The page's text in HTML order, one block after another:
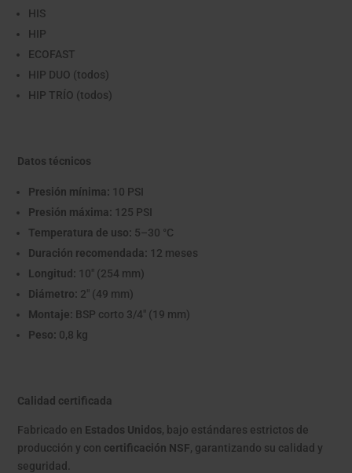
HIS
HIP
ECOFAST
HIP DUO (todos)
HIP TRÍO (todos)
Datos técnicos
Presión mínima: 10 PSI
Presión máxima: 125 PSI
Temperatura de uso: 5–30 °C
Duración recomendada: 12 meses
Longitud: 10" (254 mm)
Diámetro: 2" (49 mm)
Montaje: BSP corto 3/4" (19 mm)
Peso: 0,8 kg
Calidad certificada
Fabricado en Estados Unidos, bajo estándares estrictos de
producción y con certificación NSF, garantizando su calidad y
seguridad.